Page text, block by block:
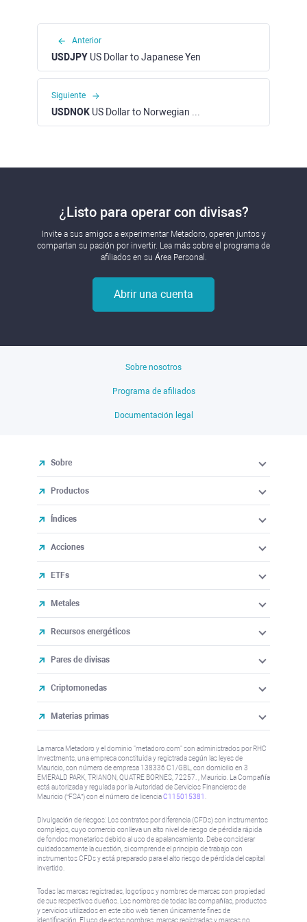
Anterior
USDJPY US Dollar to Japanese Yen
Siguiente
USDNOK US Dollar to Norwegian Krone
¿Listo para operar con divisas?
Invite a sus amigos a experimentar Metadoro, operen juntos y
compartan su pasión por invertir. Lea más sobre el programa de
afiliados en su Área Personal.
Abrir una cuenta
Sobre nosotros
Programa de afiliados
Documentación legal
Sobre
Productos
Índices
Acciones
ETFs
Metales
Recursos energéticos
Pares de divisas
Criptomonedas
Materias primas
La marca Metadoro y el dominio "metadoro.com" son administrados por RHC
Investments, una empresa constituida y registrada según las leyes de
Mauricio, con número de empresa 138336 C1/GBL, con domicilio en 3
EMERALD PARK, TRIANON, QUATRE BORNES, 72257. , Mauricio. La Compañía
está autorizada y regulada por la Autoridad de Servicios Financieros de
Mauricio (“FSA”) con el número de licenciaC115015381
Divulgación de riesgos: Los contratos por diferencia (CFDs) son instrumentos
complejos, cuyo comercio conlleva un alto nivel de riesgo de pérdida rápida
de fondos monetarios debido al uso de apalancamiento. Debe considerar
cuidadosamente la cuestión, si comprende el principio de trabajo con
instrumentos CFDs y está preparado para el alto riesgo de pérdida del capital
invertido.
Todas las marcas registradas, logotipos y nombres de marcas son propiedad
de sus respectivos dueños. Los nombres de todas las compañías, productos
y servicios utilizados en este sitio web tienen únicamente fines de
identificación. El uso de estos nombres, marcas registradas y marcas no